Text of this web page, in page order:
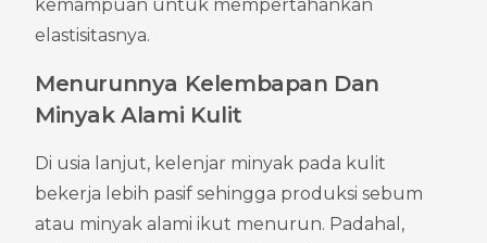
kemampuan untuk mempertahankan
elastisitasnya.
Menurunnya Kelembapan Dan
Minyak Alami Kulit
Di usia lanjut, kelenjar minyak pada kulit
bekerja lebih pasif sehingga produksi sebum
atau minyak alami ikut menurun. Padahal,